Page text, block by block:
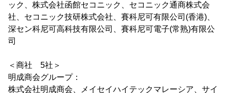
ック、株式会社函館セコニック、セコニック通商株式会
社、セコニック技研株式会社、賽科尼可有限公司(香港)、
深セン科尼可高科技有限公司、賽科尼可電子(常熟)有限公
司
＜商社 5社＞
明成商会グループ：
株式会社明成商会、メイセイハイテックマレーシア、サイ